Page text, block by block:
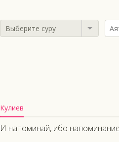
Выберите суру
Кулиев
И напоминай, ибо